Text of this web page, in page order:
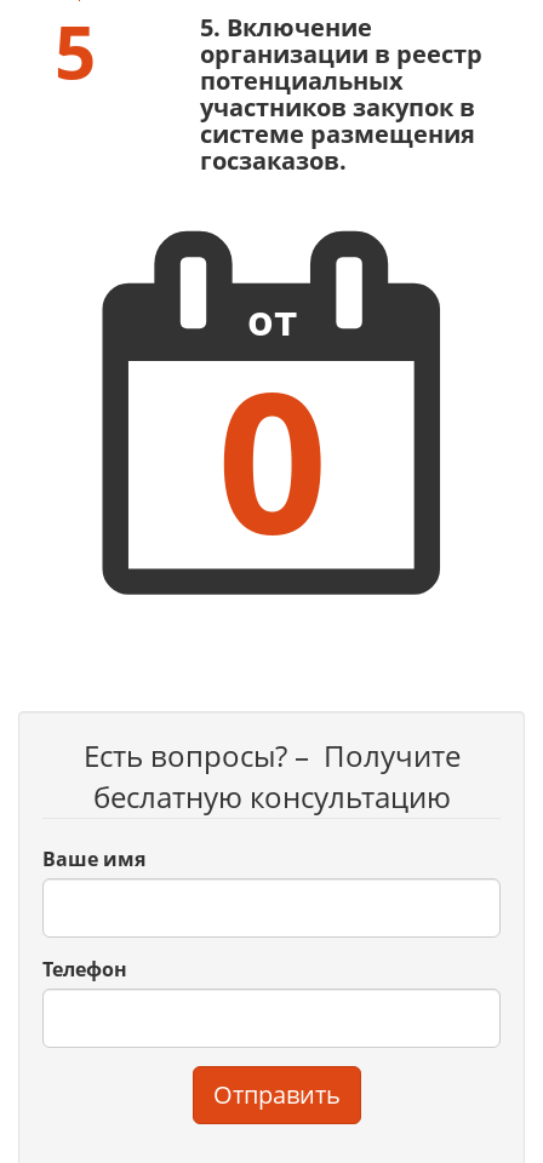
5
5. Включение
организации в реестр
потенциальных
участников закупок в
системе размещения
госзаказов.
от
0
Есть вопросы? – Получите
беслатную консультацию
Ваше имя
Телефон
Отправить